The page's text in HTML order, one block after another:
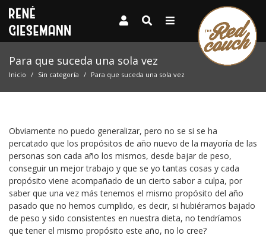
Para que suceda una sola vez
Inicio Sin categoría Para que suceda una sola vez
Obviamente no puedo generalizar, pero no se si se ha
percatado que los propósitos de año nuevo de la mayoría de las
personas son cada año los mismos, desde bajar de peso,
conseguir un mejor trabajo y que se yo tantas cosas y cada
propósito viene acompañado de un cierto sabor a culpa, por
saber que una vez más tenemos el mismo propósito del año
pasado que no hemos cumplido, es decir, si hubiéramos bajado
de peso y sido consistentes en nuestra dieta, no tendríamos
que tener el mismo propósito este año, no lo cree?